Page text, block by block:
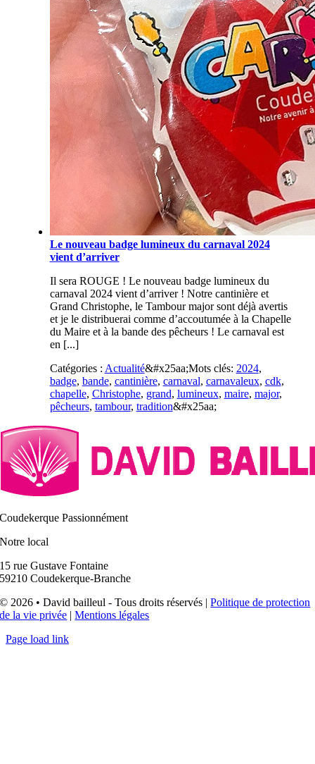
Le nouveau badge lumineux du carnaval 2024
vient d’arriver
Il sera ROUGE ! Le nouveau badge lumineux du
carnaval 2024 vient d’arriver ! Notre cantinière et
Grand Christophe, le Tambour major sont déjà avertis
et je le distribuerai comme d’accoutumée à la Chapelle
du Maire et à la bande des pêcheurs ! Le carnaval est
en [...]
Catégories : Actualité&#x25aa;Mots clés: 2024,
badge, bande, cantinière, carnaval, carnavaleux, cdk,
chapelle, Christophe, grand, lumineux, maire, major,
pêcheurs, tambour, tradition&#x25aa;
Coudekerque Passionnément
Notre local
15 rue Gustave Fontaine
59210 Coudekerque-Branche
© 2026 • David bailleul - Tous droits réservés |Politique de protection
de la vie privée |Mentions légales
Page load link